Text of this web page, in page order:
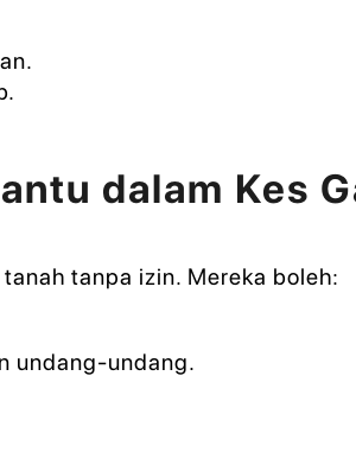
dalam Kes
tanpa izin. Mereka boleh:
undang-undang.